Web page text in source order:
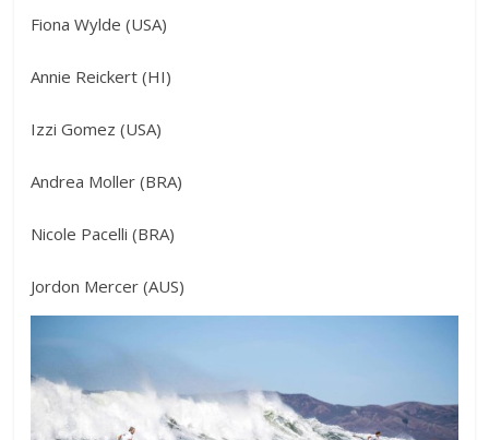
Fiona Wylde (USA)
Annie Reickert (HI)
Izzi Gomez (USA)
Andrea Moller (BRA)
Nicole Pacelli (BRA)
Jordon Mercer (AUS)